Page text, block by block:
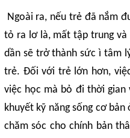
Ngoài ra, nếu trẻ đã nắm
tỏ ra lơ là, mất tập trung và
dần sẽ trở thành sức ì tâm
trẻ. Đối với trẻ lớn hơn,
việc học mà bỏ đi thời gian
khuyết kỹ năng sống cơ
chăm sóc cho chính bản